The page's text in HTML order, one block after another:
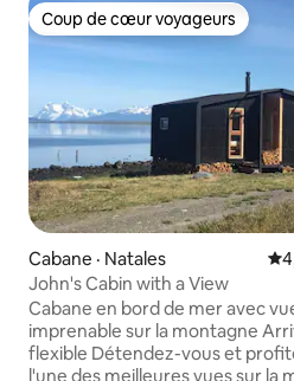
Coup de cœur voyageurs
Coup de cœur voyageurs
Cabane · Natales
John's Cabin with a View
Cabane en bord de mer avec
imprenable sur la montagne
flexible Détendez-vous et profitez de
l'une des meilleures vues sur la